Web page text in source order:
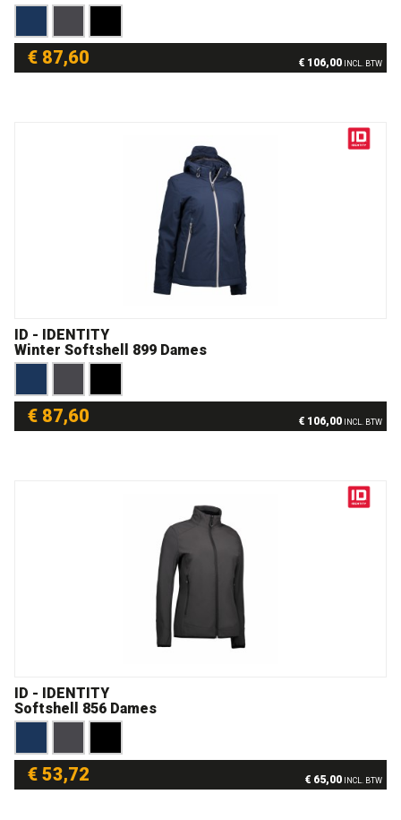
€ 87,60 € 106,00 INCL. BTW
ID - IDENTITY
Winter Softshell 899 Dames
€ 87,60 € 106,00 INCL. BTW
ID - IDENTITY
Softshell 856 Dames
€ 53,72 € 65,00 INCL. BTW